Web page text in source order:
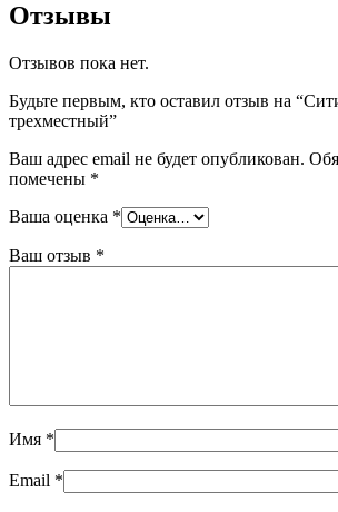
Отзывы
Отзывов пока нет.
Будьте первым, кто оставил отзыв на
трехместный”
Ваш адрес email не будет опубликован.
помечены *
Ваша оценка *
Ваш отзыв *
Имя *
Email *